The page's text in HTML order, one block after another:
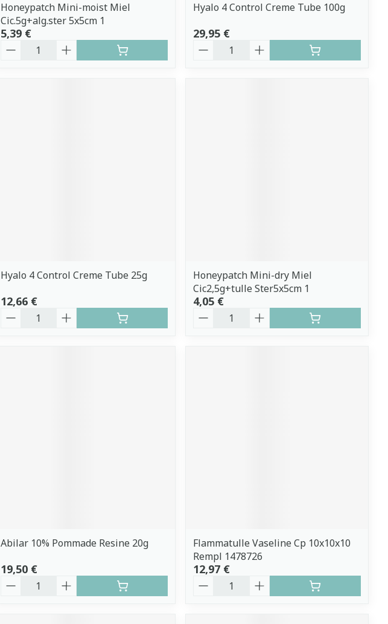
Honeypatch Mini-moist Miel
Cic.5g+alg.ster 5x5cm 1
5,39 €
Quantité
Hyalo 4 Control Creme Tube 100g
29,95 €
Quantité
Hyalo 4 Control Creme Tube 25g
12,66 €
Quantité
Honeypatch Mini-dry Miel
Cic2,5g+tulle Ster5x5cm 1
4,05 €
Quantité
Abilar 10% Pommade Resine 20g
19,50 €
Quantité
Flammatulle Vaseline Cp 10x10x10
Rempl 1478726
12,97 €
Quantité